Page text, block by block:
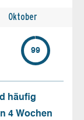
Oktober
99
häufig
4 Wochen